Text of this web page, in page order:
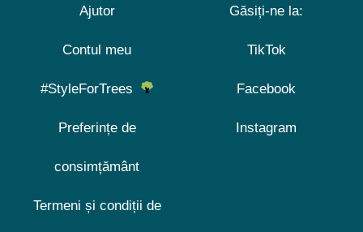
Ajutor
Contul meu
#StyleForTrees
Preferințe de
consimțământ
Termeni și condiții de
Găsiți-ne la:
TikTok
Facebook
Instagram